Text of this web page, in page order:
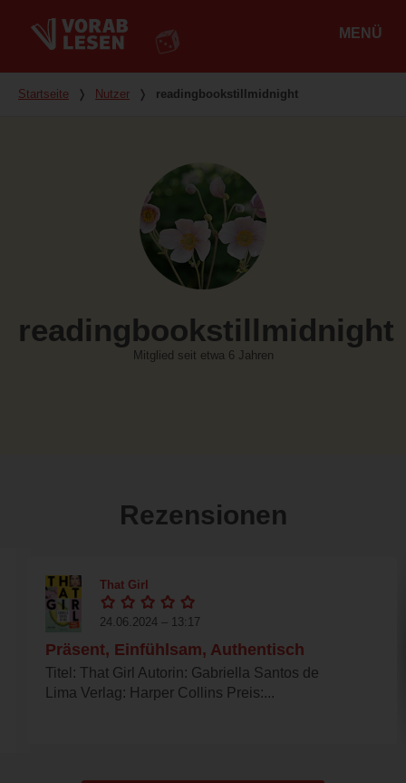
MENÜ
Du bist hier
Startseite ❭ Nutzer ❭ readingbookstillmidnight
readingbookstillmidnight
Mitglied seit etwa 6 Jahren
Rezensionen
That Girl
24.06.2024 – 13:17
Präsent, Einfühlsam, Authentisch
Titel: That Girl Autorin: Gabriella Santos de
Lima Verlag: Harper Collins Preis:...